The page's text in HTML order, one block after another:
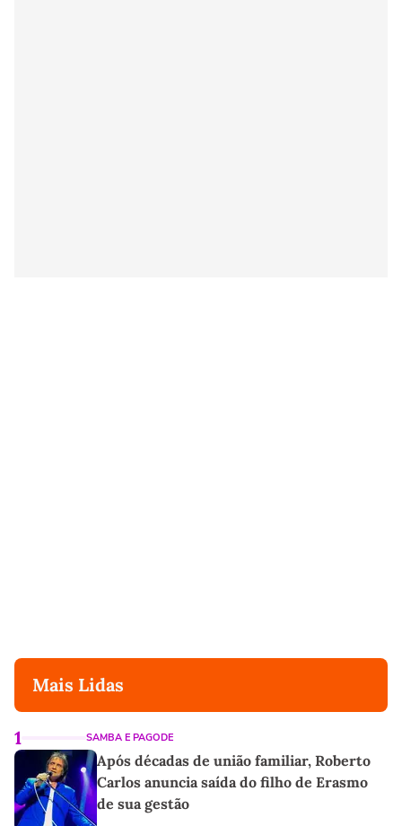
Mais Lidas
1 SAMBA E PAGODE
Após décadas de união familiar, Roberto
Carlos anuncia saída do filho de Erasmo
de sua gestão